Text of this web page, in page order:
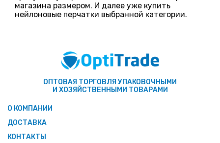
магазина размером. И далее уже купить
нейлоновые перчатки выбранной категории.
ОПТОВАЯ ТОРГОВЛЯ УПАКОВОЧНЫМИ
И ХОЗЯЙСТВЕННЫМИ ТОВАРАМИ
О КОМПАНИИ
ДОСТАВКА
КОНТАКТЫ